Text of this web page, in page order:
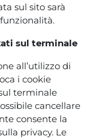
sul sito sarà
sul terminale
all’utilizzo di
i cookie
terminale
cancellare
consente la
privacy. Le